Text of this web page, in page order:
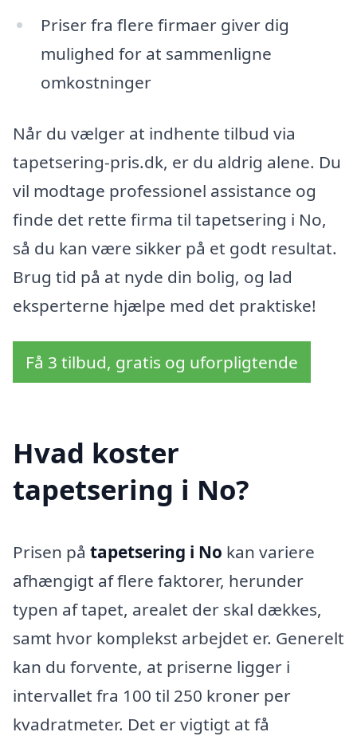
Priser fra flere firmaer giver dig
mulighed for at sammenligne
omkostninger
Når du vælger at indhente tilbud via
tapetsering-pris.dk, er du aldrig alene. Du
vil modtage professionel assistance og
finde det rette firma til tapetsering i No,
så du kan være sikker på et godt resultat.
Brug tid på at nyde din bolig, og lad
eksperterne hjælpe med det praktiske!
Få 3 tilbud, gratis og uforpligtende
Hvad koster
tapetsering i No?
Prisen på tapetsering i No kan variere
afhængigt af flere faktorer, herunder
typen af tapet, arealet der skal dækkes,
samt hvor komplekst arbejdet er. Generelt
kan du forvente, at priserne ligger i
intervallet fra 100 til 250 kroner per
kvadratmeter. Det er vigtigt at få